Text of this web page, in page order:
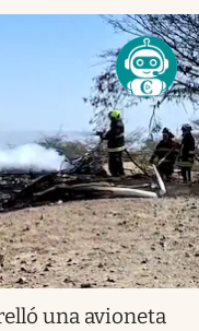
una avioneta